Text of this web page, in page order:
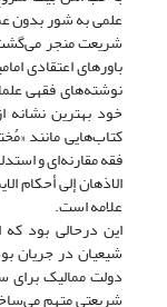
علمی به شور بدون
شریعت منجر
باورهای اعتقادی
نوشته‌های فقهی
خود بهترین
کتاب‌هایی مانند
فقه مقارنه‌ای و
الاذهان إلی أحکام
علامه است.
این درحالی بود
شیعیان در جریان
دولت ممالیک